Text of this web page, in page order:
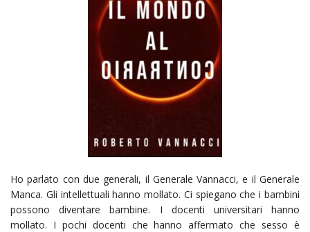
Ho parlato con due generali, il Generale Vannacci, e il Generale
Manca. Gli intellettuali hanno mollato. Ci spiegano che i bambini
possono diventare bambine. I docenti universitari hanno
mollato. I pochi docenti che hanno affermato che sesso è